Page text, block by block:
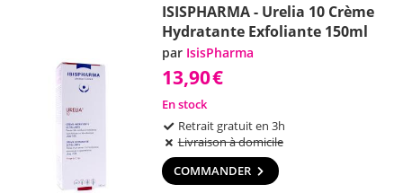
ISISPHARMA - Urelia 10 Crème
Hydratante Exfoliante 150ml
par IsisPharma
13,90€
En stock
Retrait gratuit en 3h
Livraison à domicile
COMMANDER